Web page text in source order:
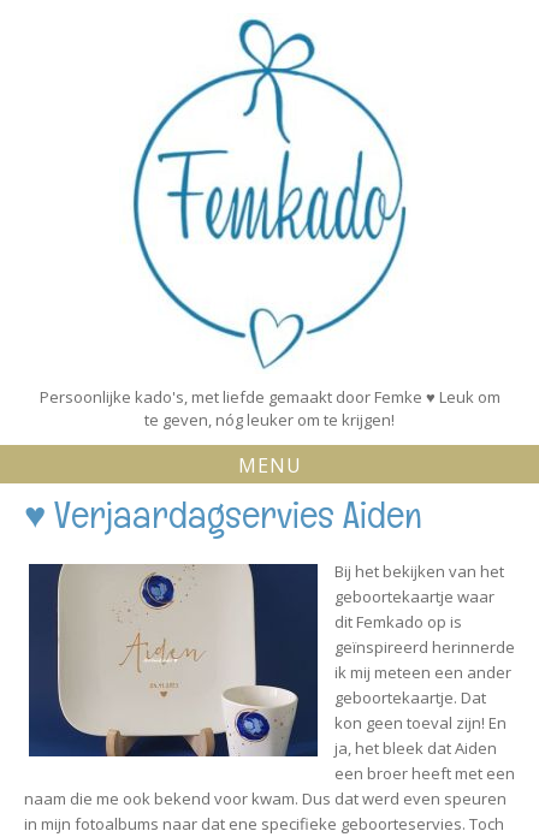
Persoonlijke kado's, met liefde gemaakt door Femke ♥ Leuk om
te geven, nóg leuker om te krijgen!
MENU
♥ Verjaardagservies Aiden
Bij het bekijken van het
geboortekaartje waar
dit Femkado op is
geïnspireerd herinnerde
ik mij meteen een ander
geboortekaartje. Dat
kon geen toeval zijn! En
ja, het bleek dat Aiden
een broer heeft met een
naam die me ook bekend voor kwam. Dus dat werd even speuren
in mijn fotoalbums naar dat ene specifieke geboorteservies. Toch